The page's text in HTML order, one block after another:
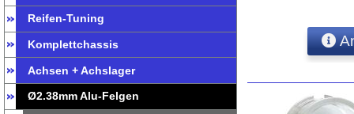
Reifen-Tuning
Komplettchassis
Achsen + Achslager
Ø2.38mm Alu-Felgen